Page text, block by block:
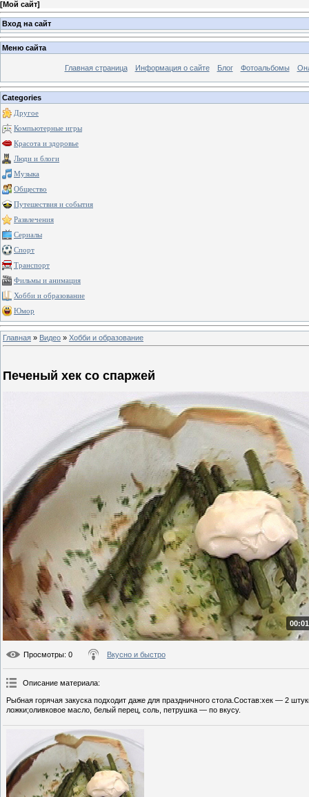
[Мой сайт]
Вход на сайт
Меню сайта
Главная страница Информация о сайте Блог Фотоальбомы
Categories
Другое
Компьютерные игры
Красота и здоровье
Люди и блоги
Музыка
Общество
Путешествия и события
Развлечения
Сериалы
Спорт
Транспорт
Фильмы и анимация
Хобби и образование
Юмор
Главная » Видео » Хобби и образование
Печеный хек со спаржей
Просмотры: 0 Вкусно и быстро
Описание материала:
Рыбная горячая закуска подходит даже для праздничного стола.Состав:хек — 2
ложки;оливковое масло, белый перец, соль, петрушка — по вкусу.